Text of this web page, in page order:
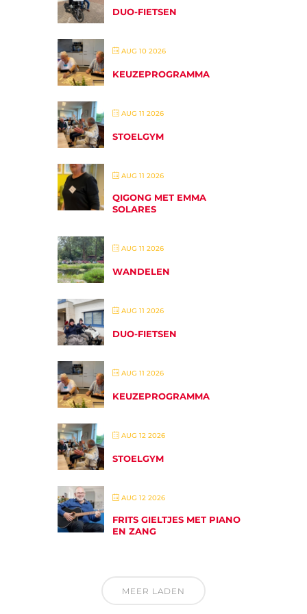
DUO-FIETSEN
AUG 10 2026
KEUZEPROGRAMMA
AUG 11 2026
STOELGYM
AUG 11 2026
QIGONG MET EMMA
SOLARES
AUG 11 2026
WANDELEN
AUG 11 2026
DUO-FIETSEN
AUG 11 2026
KEUZEPROGRAMMA
AUG 12 2026
STOELGYM
AUG 12 2026
FRITS GIELTJES MET PIANO
EN ZANG
MEER LADEN